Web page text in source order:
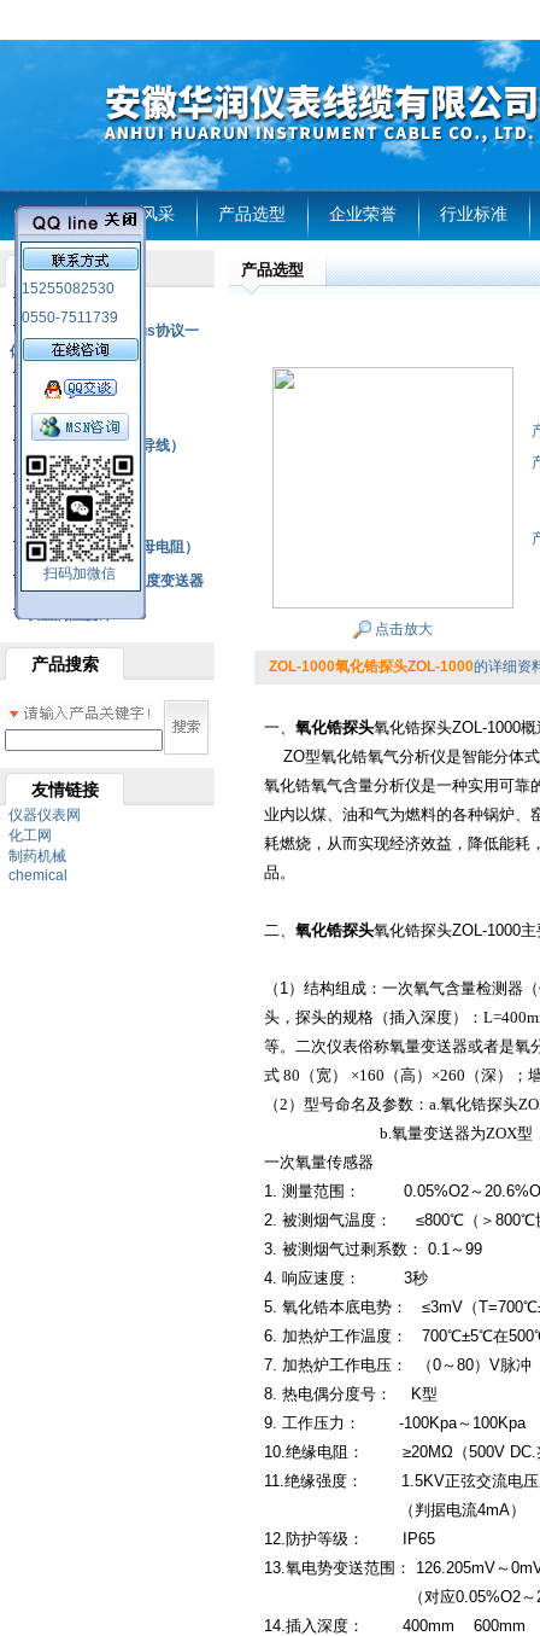
首页 企业风采 产品选型 企业荣誉 行业标准
15255082530
0550-7511739
扫码加微信
产品列表
RS485通讯modbus协议一
体化现场智能仪表
热电偶
压力式温度计
热电偶补偿电缆（导线）
振动传感器
热电阻
铂热电阻元件（云母电阻）
SBW系列一体化温度变送器
双金属温度计
产品搜索
友情链接
仪器仪表网
化工网
制药机械
chemical
产品选型
点击放大
ZOL-1000氧化锆探头ZOL-1000的详细资
一、 氧化锆探头氧化锆探头ZOL-1000概
ZO型氧化锆氧气分析仪是智能分体
氧化锆氧气含量分析仪是一种实用可靠
业内以煤、油和气为燃料的各种锅炉、
耗燃烧，从而实现经济效益，降低能耗
品。
二、 氧化锆探头氧化锆探头ZOL-1000
（1）结构组成：一次氧气含量检测器（
头，探头的规格（插入深度）：
等。二次仪表俗称氧量变送器或者是氧
式80（ 宽） ×160（高）×260（深）；
（2）型号命名及参数：a.氧化锆探头
b.氧量变送器为ZOX型，分为三
一次氧量传感器
1. 测量范围： 0.05%O2～
2. 被测烟气温度： ≤800℃（＞800℃
3. 被测烟气过剩系数： 0.1～99
4. 响应速度： 3秒
5. 氧化锆本底电势： ≤3mV（
6. 加热炉工作温度： 700℃±5℃在
7. 加热炉工作电压： （0～80）V脉冲
8. 热电偶分度号： K型
9. 工作压力： -100Kpa～100Kpa
10.绝缘电阻： ≥20MΩ（500V DC.
11.绝缘强度： 1.5KV正弦交流电压
（判据电流4mA）
12.防护等级： IP65
13.氧电势变送范围： 126.205mV～
（对应0.05%O2～
14.插入深度： 400mm 600mm